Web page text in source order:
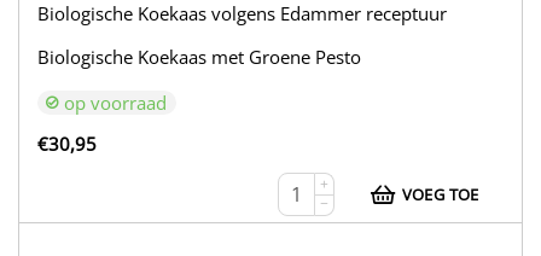
Biologische Koekaas volgens Edammer receptuur
Biologische Koekaas met Groene Pesto
op voorraad
€30,95
+
−
VOEG TOE